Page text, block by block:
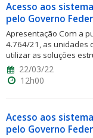
Acesso aos
pelo Governo
Apresentação Com a
4.764/21, as unidades
utilizar as soluções
22/03/22
12h00
Acesso aos
pelo Governo